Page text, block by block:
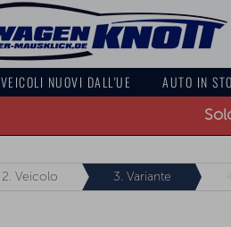
VEICOLI NUOVI DALL'UE AUTO IN
2. Veicolo 3. Variante